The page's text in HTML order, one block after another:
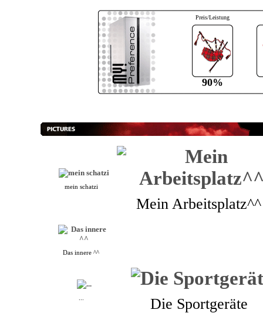
Preis/Leistung
90%
mein schatzi
Mein Arbeitsplatz^^
Das innere ^^
Die Sportgeräte